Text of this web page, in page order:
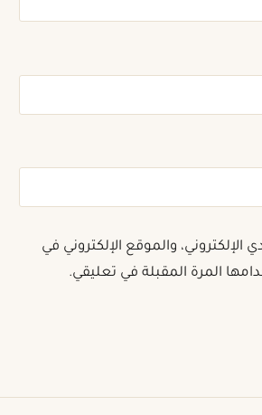
والموقع الإلكتروني في
المرة المقبلة في تعليقي.